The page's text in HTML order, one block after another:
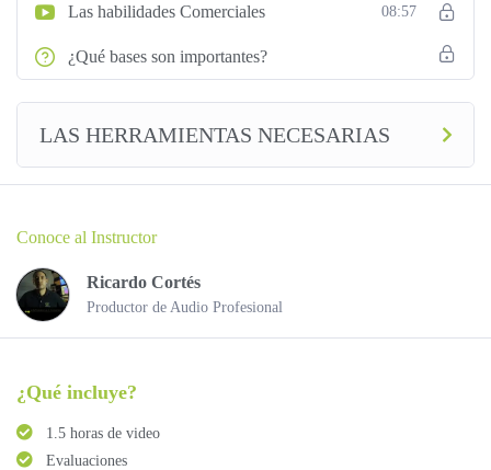
Las habilidades Comerciales 08:57
¿Qué bases son importantes?
LAS HERRAMIENTAS NECESARIAS
Conoce al Instructor
Ricardo Cortés
Productor de Audio Profesional
¿Qué incluye?
1.5 horas de video
Evaluaciones